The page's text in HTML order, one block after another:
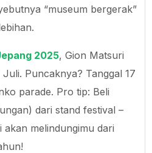
“museum bergerak”
2025, Gion Matsuri
Puncaknya? Tanggal 17
parade. Pro tip: Beli
dari stand festival –
melindungimu dari